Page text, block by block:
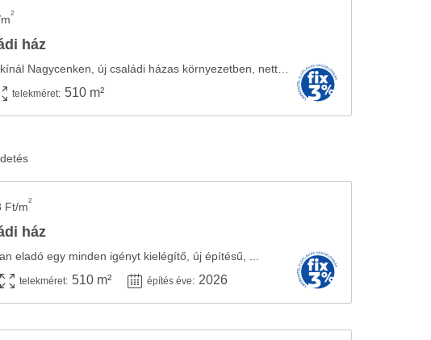
2
ház
telekméret: 510 m²
Ft/m2
ház
eladó egy minden igényt kielégítő, új építésű, ...
telekméret: 510 m² építés éve: 2026